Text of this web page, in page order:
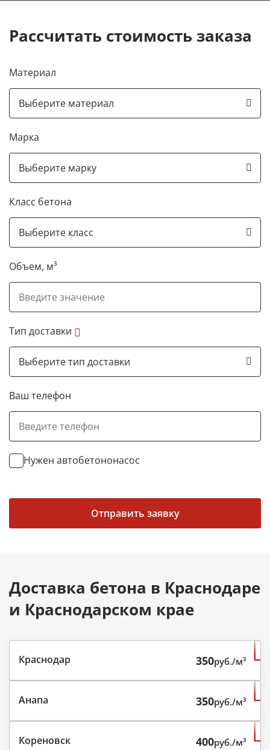
Рассчитать стоимость заказа
Материал
Марка
Класс бетона
Объем, м³
Тип доставки
Ваш телефон
Нужен автобетононасос
Отправить заявку
Доставка бетона в Краснодаре
и Краснодарском крае
Краснодар 350руб./м³
Анапа 350руб./м³
Кореновск 400руб./м³